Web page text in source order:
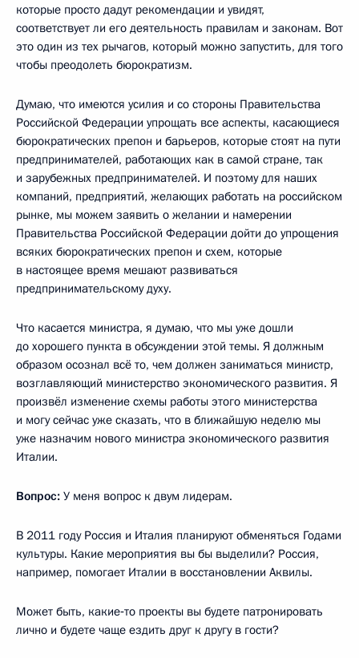
которые просто дадут рекомендации и увидят,
соответствует ли его деятельность правилам и законам. Вот
это один из тех рычагов, который можно запустить, для того
чтобы преодолеть бюрократизм.
Думаю, что имеются усилия и со стороны Правительства
Российской Федерации упрощать все аспекты, касающиеся
бюрократических препон и барьеров, которые стоят на пути
предпринимателей, работающих как в самой стране, так
и зарубежных предпринимателей. И поэтому для наших
компаний, предприятий, желающих работать на российском
рынке, мы можем заявить о желании и намерении
Правительства Российской Федерации дойти до упрощения
всяких бюрократических препон и схем, которые
в настоящее время мешают развиваться
предпринимательскому духу.
Что касается министра, я думаю, что мы уже дошли
до хорошего пункта в обсуждении этой темы. Я должным
образом осознал всё то, чем должен заниматься министр,
возглавляющий министерство экономического развития. Я
произвёл изменение схемы работы этого министерства
и могу сейчас уже сказать, что в ближайшую неделю мы
уже назначим нового министра экономического развития
Италии.
Вопрос: У меня вопрос к двум лидерам.
В 2011 году Россия и Италия планируют обменяться Годами
культуры. Какие мероприятия вы бы выделили? Россия,
например, помогает Италии в восстановлении Аквилы.
Может быть, какие‑то проекты вы будете патронировать
лично и будете чаще ездить друг к другу в гости?